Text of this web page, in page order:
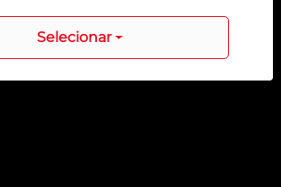
Selecionar